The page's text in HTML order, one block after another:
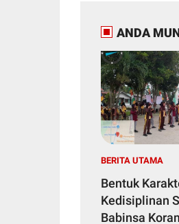
ANDA
BERITA UTAMA
Bentuk
Kedisiplinan
Babinsa